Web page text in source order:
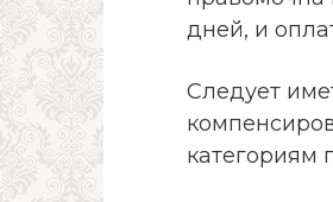
дней, и
Следует
категориям